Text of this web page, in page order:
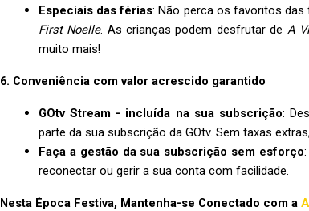
Especiais das férias: Não perca os favoritos das
First Noelle. As crianças podem desfrutar de A
muito mais!
6. Conveniência com valor acrescido garantido
GOtv Stream - incluída na sua subscrição:
parte da sua subscrição da GOtv. Sem taxas
Faça a gestão da sua subscrição sem esforço
reconectar ou gerir a sua conta com facilidade.
Nesta Época Festiva, Mantenha-se Conectado com a